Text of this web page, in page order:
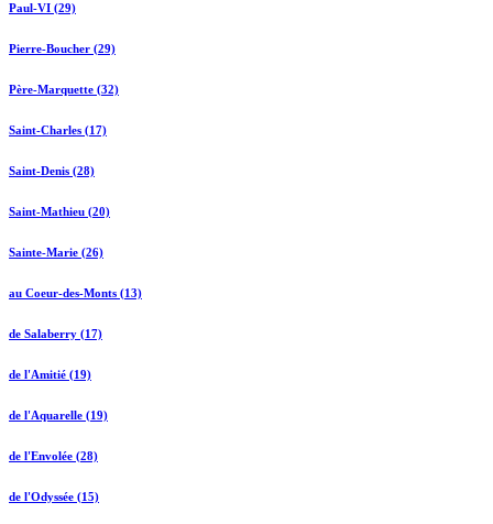
Paul-VI (29)
Pierre-Boucher (29)
Père-Marquette (32)
Saint-Charles (17)
Saint-Denis (28)
Saint-Mathieu (20)
Sainte-Marie (26)
au Coeur-des-Monts (13)
de Salaberry (17)
de l'Amitié (19)
de l'Aquarelle (19)
de l'Envolée (28)
de l'Odyssée (15)